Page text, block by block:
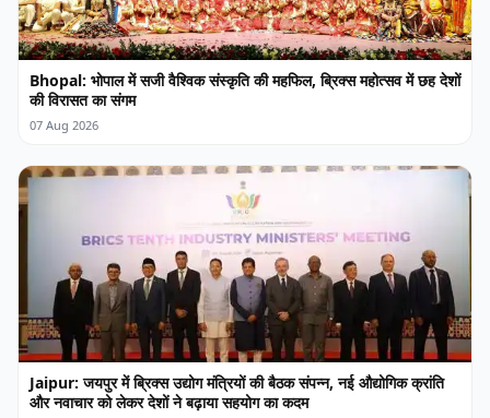
Bhopal: भोपाल में सजी वैश्विक संस्कृति की महफिल, ब्रिक्स महोत्सव में छह देशों
की विरासत का संगम
07 Aug 2026
Jaipur: जयपुर में ब्रिक्स उद्योग मंत्रियों की बैठक संपन्न, नई औद्योगिक क्रांति
और नवाचार को लेकर देशों ने बढ़ाया सहयोग का कदम